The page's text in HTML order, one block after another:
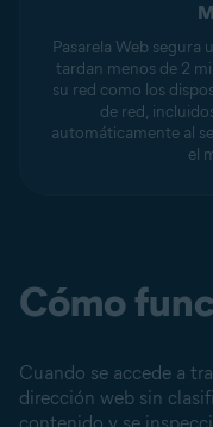
Pasarela Web segura
tardan menos de 2
su red como los
de red,
automáticamente al
el
Cómo
Cuando se accede a
dirección web sin